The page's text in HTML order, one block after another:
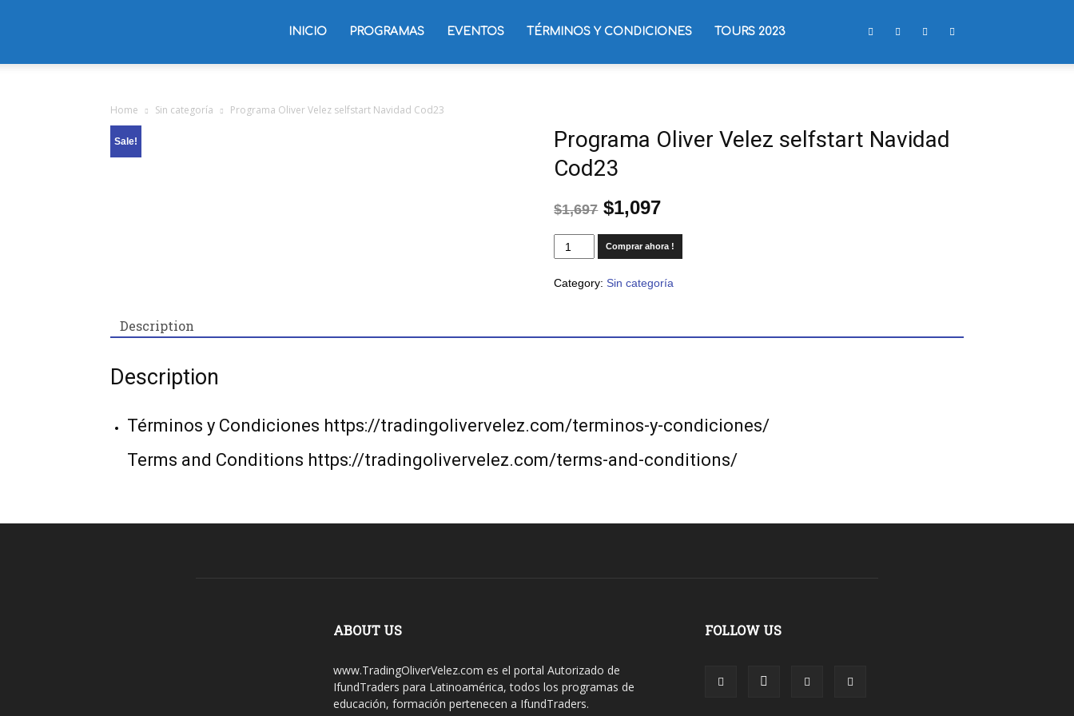
Velez
INICIO PROGRAMAS EVENTOS TÉRMINOS Y CONDICIONES TOURS 2023
Home Sin categoría Programa Oliver Velez selfstart Navidad Cod23
Sale!
Programa Oliver Velez selfstart Navidad
Cod23
$1,697 $1,097
Comprar ahora !
Category:Sin categoría
Description
Description
Términos y Condiciones https://tradingolivervelez.com/terminos-y-condiciones/
Terms and Conditions https://tradingolivervelez.com/terms-and-conditions/
ABOUT US
www.TradingOliverVelez.com es el portal Autorizado de
IfundTraders para Latinoamérica, todos los programas de
educación, formación pertenecen a IfundTraders.
FOLLOW US